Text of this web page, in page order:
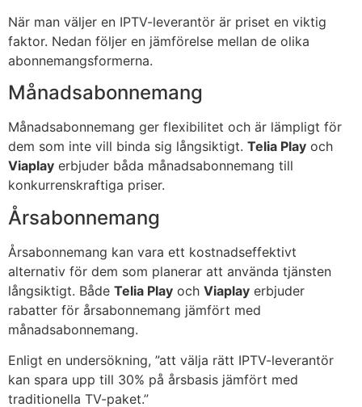
När man väljer en IPTV-leverantör är priset en viktig
faktor. Nedan följer en jämförelse mellan de olika
abonnemangsformerna.
Månadsabonnemang
Månadsabonnemang ger flexibilitet och är lämpligt för
dem som inte vill binda sig långsiktigt. Telia Play och
Viaplay erbjuder båda månadsabonnemang till
konkurrenskraftiga priser.
Årsabonnemang
Årsabonnemang kan vara ett kostnadseffektivt
alternativ för dem som planerar att använda tjänsten
långsiktigt. Både Telia Play och Viaplay erbjuder
rabatter för årsabonnemang jämfört med
månadsabonnemang.
Enligt en undersökning, ”att välja rätt IPTV-leverantör
kan spara upp till 30% på årsbasis jämfört med
traditionella TV-paket.”